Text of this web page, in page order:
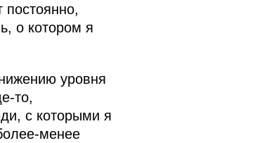
о котором я
уровня
с которыми я
менее